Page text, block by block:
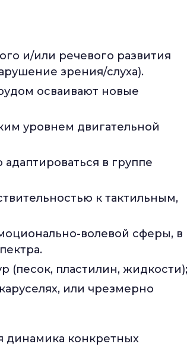
и/или речевого развития
зрения/слуха).
осваивают новые
уровнем двигательной
в группе
к тактильным,
волевой сферы, в
(песок, пластилин, жидкости);
или чрезмерно
динамика конкретных